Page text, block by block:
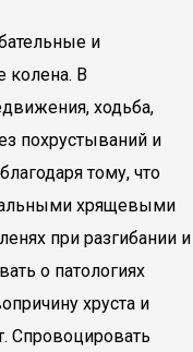
и
колена. В
ходьба,
похрустываний и
тому, что
хрящевыми
при разгибании и
о патологиях
хруста и
Спровоцировать